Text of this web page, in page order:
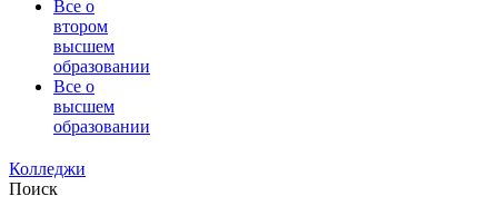
Все о
втором
высшем
образовании
Все о
высшем
образовании
Колледжи
Поиск